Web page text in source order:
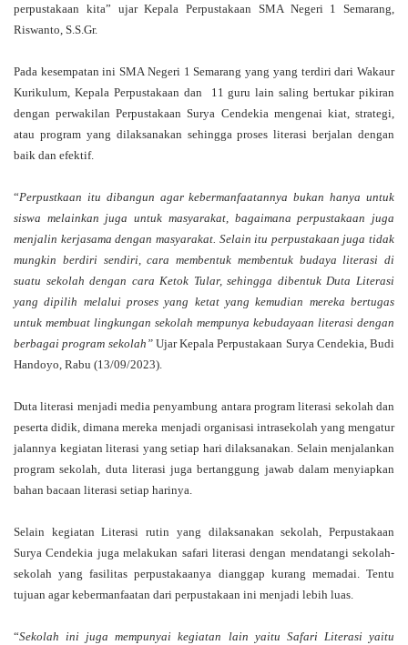
perpustakaan kita” ujar Kepala Perpustakaan SMA Negeri 1 Semarang,
Riswanto, S.S.Gr.
Pada kesempatan ini SMA Negeri 1 Semarang yang yang terdiri dari Wakaur
Kurikulum, Kepala Perpustakaan dan
11 guru lain saling bertukar pikiran
dengan perwakilan Perpustakaan Surya Cendekia mengenai kiat, strategi,
atau program yang dilaksanakan sehingga proses literasi berjalan dengan
baik dan efektif.
“Perpustkaan itu dibangun agar kebermanfaatannya bukan hanya untuk
siswa melainkan juga untuk masyarakat, bagaimana perpustakaan juga
menjalin kerjasama dengan masyarakat. Selain itu perpustakaan juga tidak
mungkin berdiri sendiri, cara membentuk membentuk budaya literasi di
suatu sekolah dengan cara Ketok Tular, sehingga dibentuk Duta Literasi
yang dipilih melalui proses yang ketat yang kemudian mereka bertugas
untuk membuat lingkungan sekolah mempunya kebudayaan literasi dengan
berbagai program sekolah” Ujar Kepala Perpustakaan Surya Cendekia, Budi
Handoyo, Rabu (13/09/2023).
Duta literasi menjadi media penyambung antara program literasi sekolah dan
peserta didik, dimana mereka menjadi organisasi intrasekolah yang mengatur
jalannya kegiatan literasi yang setiap hari dilaksanakan. Selain menjalankan
program sekolah, duta literasi juga bertanggung jawab dalam menyiapkan
bahan bacaan literasi setiap harinya.
Selain kegiatan Literasi rutin yang dilaksanakan sekolah, Perpustakaan
Surya Cendekia juga melakukan safari literasi dengan mendatangi sekolah-
sekolah yang fasilitas perpustakaanya dianggap kurang memadai. Tentu
tujuan agar kebermanfaatan dari perpustakaan ini menjadi lebih luas.
“Sekolah ini juga mempunyai kegiatan lain yaitu Safari Literasi yaitu